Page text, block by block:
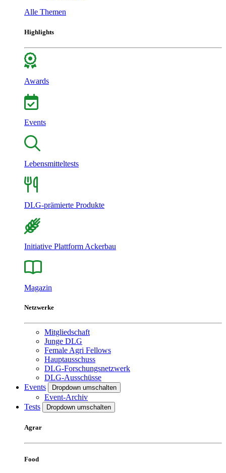
Alle Themen
Highlights
Awards
Events
Lebensmitteltests
DLG-prämierte Produkte
Initiative Plattform Ackerbau
Magazin
Netzwerke
Mitgliedschaft
Junge DLG
Female Agri Fellows
Hauptausschuss
DLG-Forschungsnetzwerk
DLG-Ausschüsse
Events
Dropdown umschalten
Event-Archiv
Tests
Dropdown umschalten
Agrar
Food